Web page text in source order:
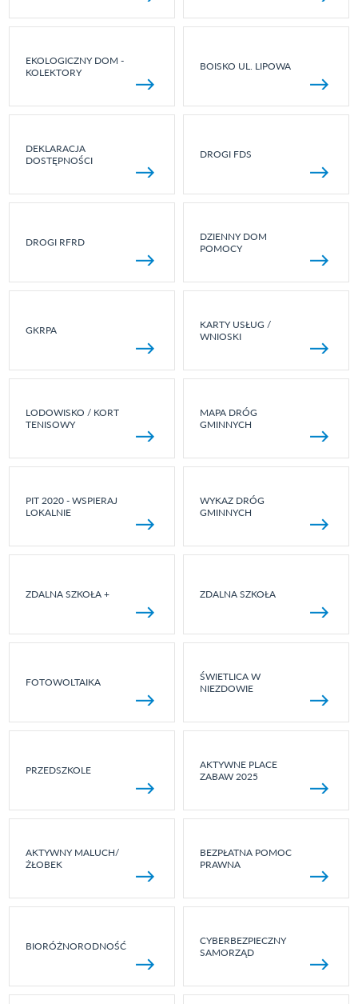
EKOLOGICZNY DOM -
KOLEKTORY
BOISKO UL. LIPOWA
DEKLARACJA
DOSTĘPNOŚCI
DROGI FDS
DROGI RFRD
DZIENNY DOM
POMOCY
GKRPA
KARTY USŁUG /
WNIOSKI
LODOWISKO / KORT
TENISOWY
MAPA DRÓG
GMINNYCH
PIT 2020 - WSPIERAJ
LOKALNIE
WYKAZ DRÓG
GMINNYCH
ZDALNA SZKOŁA + ZDALNA SZKOŁA
FOTOWOLTAIKA
ŚWIETLICA W
NIEZDOWIE
PRZEDSZKOLE
AKTYWNE PLACE
ZABAW 2025
AKTYWNY MALUCH/
ŻŁOBEK
BEZPŁATNA POMOC
PRAWNA
BIORÓŻNORODNOŚĆ
CYBERBEZPIECZNY
SAMORZĄD